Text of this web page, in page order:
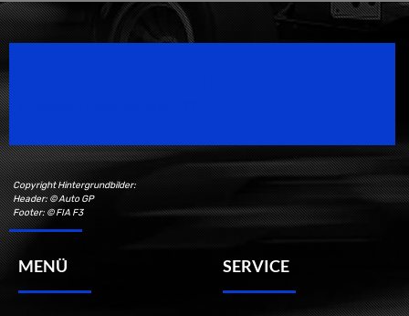
Copyright Hintergrundbilder:
Header: © Auto GP
Footer: © FIA F3
MENÜ SERVICE